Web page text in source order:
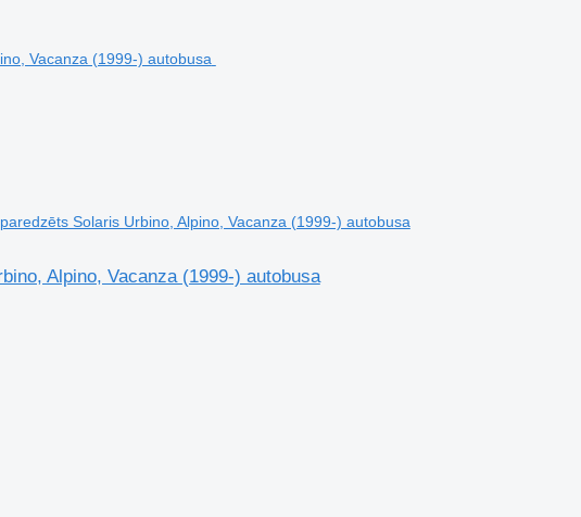
Solaris Urbino, Alpino, Vacanza (1999-) autobusa
Alpino, Vacanza (1999-) autobusa